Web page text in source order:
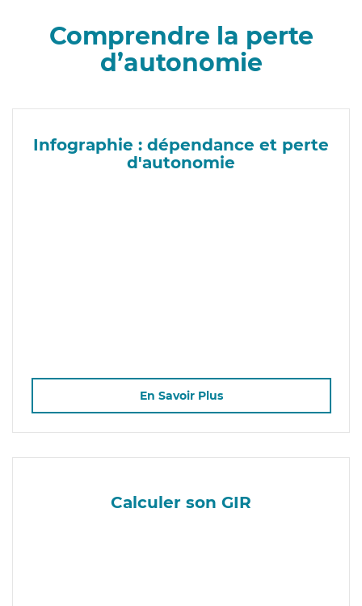
Comprendre la perte
d’autonomie
Infographie : dépendance et perte
d'autonomie
En Savoir Plus
Calculer son GIR